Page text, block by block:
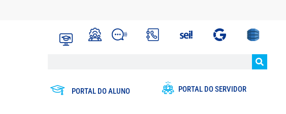
PORTAL DO ALUNO PORTAL DO SERVIDOR